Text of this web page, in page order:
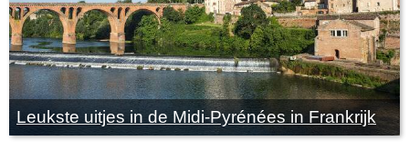
Leukste uitjes in de Midi-Pyrénées in Frankrijk